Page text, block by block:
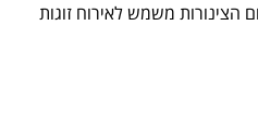
משמש לאירוח זוגות